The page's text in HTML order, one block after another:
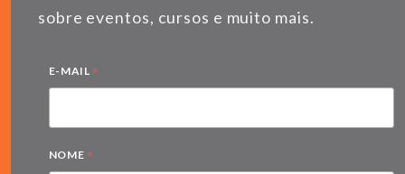
sobre eventos, cursos e muito mais.
E-MAIL *
NOME *